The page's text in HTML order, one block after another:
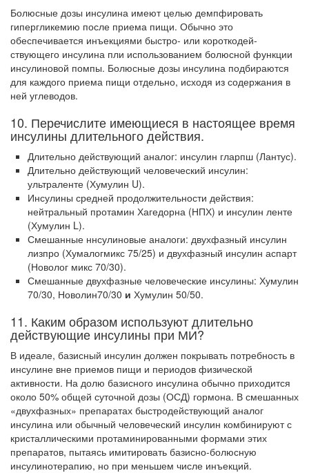
Болюсные дозы инсулина имеют целью демпфировать
гипергликемию после приема пищи. Обычно это
обеспечивается инъекциями быстро- или короткодей­
ствующего инсулина пли использованием болюсной функции
инсулиновой помпы. Болюсные дозы инсулина подбираются
для каждого приема пищи отдельно, исходя из содержания в
ней углеводов.
10. Перечислите имеющиеся в настоящее время
инсулины длительного действия.
Длительно действующий аналог: инсулин гларпш (Лантус).
Длительно действующий человеческий инсулин:
ультраленте (Хумулин U).
Инсулины средней продолжительности действия:
нейтральный протамин Хагедорна (НПХ) и инсулин ленте
(Хумулин L).
Смешанные ннсулиновые аналоги: двухфазный инсулин
лизпро (Хумалогмикс 75/25) и двухфазный инсулин аспарт
(Новолог микс 70/30).
Смешанные двухфазные человеческие инсулины: Хумулин
70/30, Новолин70/30 и Хумулин 50/50.
11. Каким образом используют длительно
действующие инсулины при МИ?
В идеале, базисный инсулин должен покрывать потребность в
инсулине вне при­емов пищи и периодов физической
активности. На долю базисного инсулина обыч­но приходится
около 50% общей суточной дозы (ОСД) гормона. В смешанных
«двухфазных» препаратах быстродействующий аналог
инсулина или обычный че­ловеческий инсулин комбинируют с
кристаллическими протаминированными фор­мами этих
препаратов, пытаясь имитировать базисно-болюсную
инсулинотерапию, но при меньшем числе инъекций.